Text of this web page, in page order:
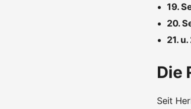
19.
20.
21.
Die
Seit